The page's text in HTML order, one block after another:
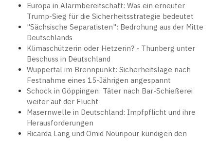
Europa in Alarmbereitschaft: Was ein erneuter
Trump-Sieg für die Sicherheitsstrategie bedeutet
"Sächsische Separatisten": Bedrohung aus der Mitte
Deutschlands
Klimaschützerin oder Hetzerin? - Thunberg unter
Beschuss in Deutschland
Wuppertal im Brennpunkt: Sicherheitslage nach
Festnahme eines 15-Jährigen angespannt
Schock in Göppingen: Täter nach Bar-Schießerei
weiter auf der Flucht
Masernwelle in Deutschland: Impfpflicht und ihre
Herausforderungen
Ricarda Lang und Omid Nouripour kündigen den